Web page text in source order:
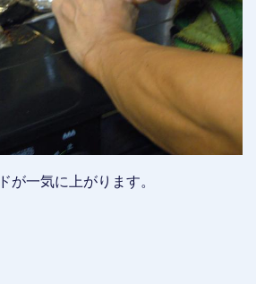
が一気に上がります。